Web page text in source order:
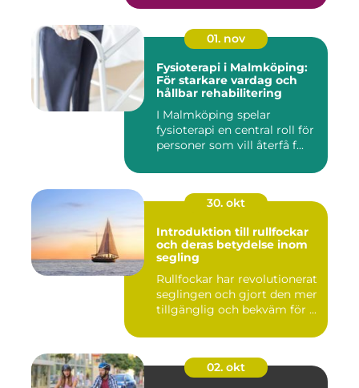
01. nov
Fysioterapi i Malmköping:
För starkare vardag och
hållbar rehabilitering
I Malmköping spelar
fysioterapi en central roll för
personer som vill återfå f...
30. okt
Introduktion till rullfockar
och deras betydelse inom
segling
Rullfockar har revolutionerat
seglingen och gjort den mer
tillgänglig och bekväm för ...
02. okt